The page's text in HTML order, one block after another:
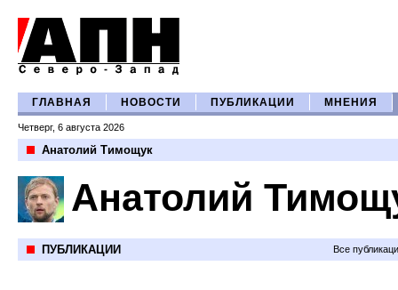
ГЛАВНАЯ НОВОСТИ ПУБЛИКАЦИИ МНЕНИЯ
Четверг, 6 августа 2026
Анатолий Тимощук
Анатолий
ПУБЛИКАЦИИ Все